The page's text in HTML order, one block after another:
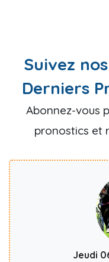
Suivez
Derniers
Abonnez-vous
pronostics et
Jeudi